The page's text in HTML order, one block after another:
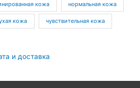
кожа нормальная кожа
кожа чувствительная кожа
и доставка